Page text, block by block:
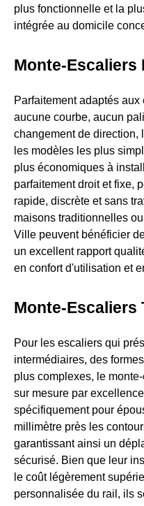
plus fonctionnelle et la
intégrée au domicile
Monte-Escaliers
Parfaitement adaptés
aucune courbe, aucun
changement de direction,
les modèles les plus
plus économiques à
parfaitement droit et fixe,
rapide, discrète et sans
maisons traditionnelles
Ville peuvent bénéficier
un excellent rapport
en confort d'utilisation et
Monte-Escaliers
Pour les escaliers qui
intermédiaires, des
plus complexes, le
sur mesure par
spécifiquement pour
millimètre près les
garantissant ainsi un
sécurisé. Bien que leur
le coût légèrement
personnalisée du rail, ils